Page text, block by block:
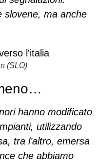
slovene, ma anche
(SLO)
hanno modificato
utilizzando
tra l’altro, emersa
che abbiamo